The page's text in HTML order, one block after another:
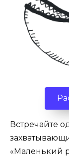
Встречайте
«Маленький